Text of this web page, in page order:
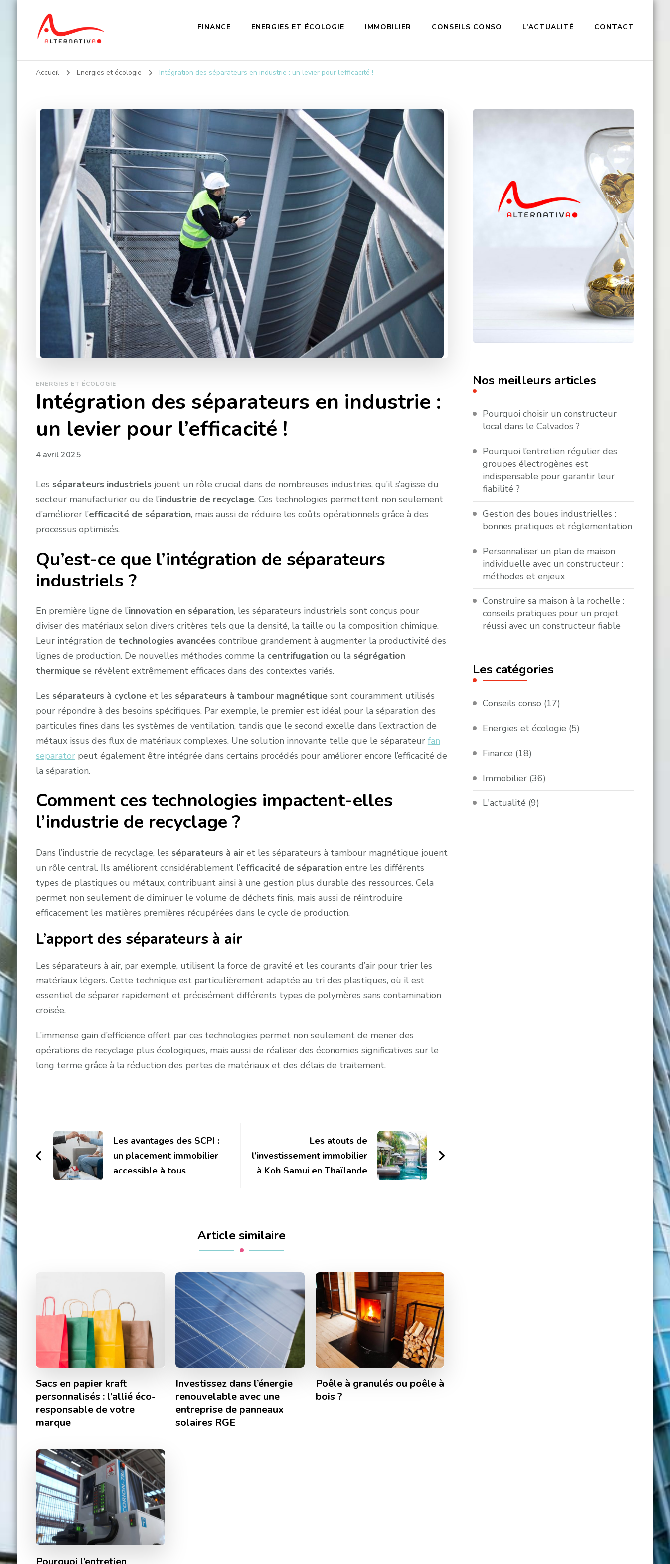
Alternativa
FINANCE ENERGIES ET ÉCOLOGIE IMMOBILIER CONSEILS CONSO L’ACTUALITÉ CONTACT
Accueil Energies et écologie Intégration des séparateurs en industrie : un levier pour l’efficacité !
ENERGIES ET ÉCOLOGIE
Intégration des séparateurs en industrie :
un levier pour l’efficacité !
4 avril 2025
Les séparateurs industrielsjouent un rôle crucial dans de nombreuses industries, qu’il s’agisse du
secteur manufacturier ou de l’industrie de recyclage. Ces technologies permettent non seulement
d’améliorer l’efficacité de séparation, mais aussi de réduire les coûts opérationnels grâce à des
processus optimisés.
Qu’est-ce que l’intégration de séparateurs
industriels ?
En première ligne de l’innovation en séparation, les séparateurs industriels sont conçus pour
diviser des matériaux selon divers critères tels que la densité, la taille ou la composition chimique.
Leur intégration de technologies avancéescontribue grandement à augmenter la productivité des
lignes de production. De nouvelles méthodes comme la centrifugationou la ségrégation
thermiquese révèlent extrêmement efficaces dans des contextes variés.
Les séparateurs à cycloneet les séparateurs à tambour magnétiquesont couramment utilisés
pour répondre à des besoins spécifiques. Par exemple, le premier est idéal pour la séparation des
particules fines dans les systèmes de ventilation, tandis que le second excelle dans l’extraction de
métaux issus des flux de matériaux complexes. Une solution innovante telle que le séparateur fan
separatorpeut également être intégrée dans certains procédés pour améliorer encore l’efficacité de
la séparation.
Comment ces technologies impactent-elles
l’industrie de recyclage ?
Dans l’industrie de recyclage, les séparateurs à airet les séparateurs à tambour magnétique jouent
un rôle central. Ils améliorent considérablement l’efficacité de séparationentre les différents
types de plastiques ou métaux, contribuant ainsi à une gestion plus durable des ressources. Cela
permet non seulement de diminuer le volume de déchets finis, mais aussi de réintroduire
efficacement les matières premières récupérées dans le cycle de production.
L’apport des séparateurs à air
Les séparateurs à air, par exemple, utilisent la force de gravité et les courants d’air pour trier les
matériaux légers. Cette technique est particulièrement adaptée au tri des plastiques, où il est
essentiel de séparer rapidement et précisément différents types de polymères sans contamination
croisée.
L’immense gain d’efficience offert par ces technologies permet non seulement de mener des
opérations de recyclage plus écologiques, mais aussi de réaliser des économies significatives sur le
long terme grâce à la réduction des pertes de matériaux et des délais de traitement.
d'article
Les avantages des SCPI :
un placement immobilier
accessible à tous
Les atouts de
l’investissement immobilier
à Koh Samui en Thaïlande
Article similaire
Sacs en papier kraft
personnalisés : l’allié éco-
responsable de votre
marque
Investissez dans l’énergie
renouvelable avec une
entreprise de panneaux
solaires RGE
Poêle à granulés ou poêle à
bois ?
Nos meilleurs articles
Pourquoi choisir un constructeur
local dans le Calvados ?
Pourquoi l’entretien régulier des
groupes électrogènes est
indispensable pour garantir leur
fiabilité ?
Gestion des boues industrielles :
bonnes pratiques et réglementation
Personnaliser un plan de maison
individuelle avec un constructeur :
méthodes et enjeux
Construire sa maison à la rochelle :
conseils pratiques pour un projet
réussi avec un constructeur fiable
Les catégories
Conseils conso (17)
Energies et écologie (5)
Finance (18)
Immobilier (36)
L'actualité (9)